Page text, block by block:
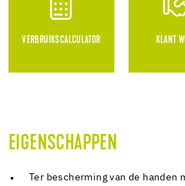
VERBRUIKSCALCULATOR KLANT
EIGENSCHAPPEN
Ter bescherming van de handen